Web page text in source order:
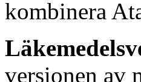
kombinera
versionen av